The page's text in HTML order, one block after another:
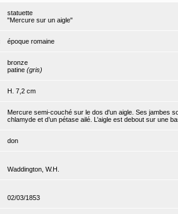
statuette
"Mercure sur un aigle"
époque romaine
bronze
patine (gris)
H. 7,2 cm
Mercure semi-couché sur le dos d'un aigle. Ses jambes
chlamyde et d’un pétase ailé. L’aigle est debout sur une
don
Waddington, W.H.
02/03/1853